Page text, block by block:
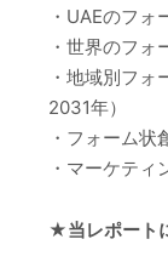
・UAEのフ
・世界のフォ
・地域別フ
2031年）
・フォーム
・マーケティ
★当レポート